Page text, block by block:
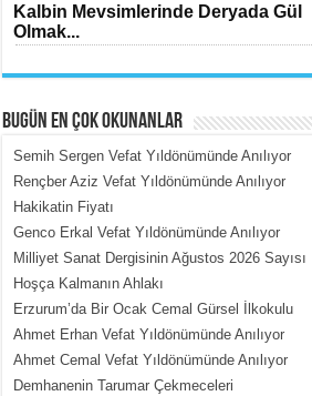
Kalbin Mevsimlerinde Deryada Gül
Olmak...
MEHMET ÇOBAN
İçerdeki Put Dışardaki Maskeler...
BUGÜN EN ÇOK OKUNANLAR
Semih Sergen Vefat Yıldönümünde Anılıyor
Rençber Aziz Vefat Yıldönümünde Anılıyor
Hakikatin Fiyatı
Genco Erkal Vefat Yıldönümünde Anılıyor
Milliyet Sanat Dergisinin Ağustos 2026 Sayısı
Hoşça Kalmanın Ahlakı
Erzurum’da Bir Ocak Cemal Gürsel İlkokulu
Ahmet Erhan Vefat Yıldönümünde Anılıyor
Ahmet Cemal Vefat Yıldönümünde Anılıyor
Demhanenin Tarumar Çekmeceleri